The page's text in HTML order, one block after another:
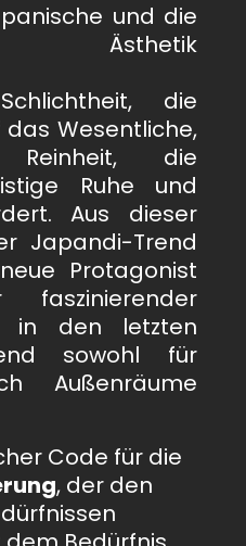
und die
Ästhetik
die
Wesentliche,
die
Ruhe und
Aus dieser
Japandi-Trend
Protagonist
faszinierender
in den letzten
sowohl für
Außenräume
Code für die
, der den